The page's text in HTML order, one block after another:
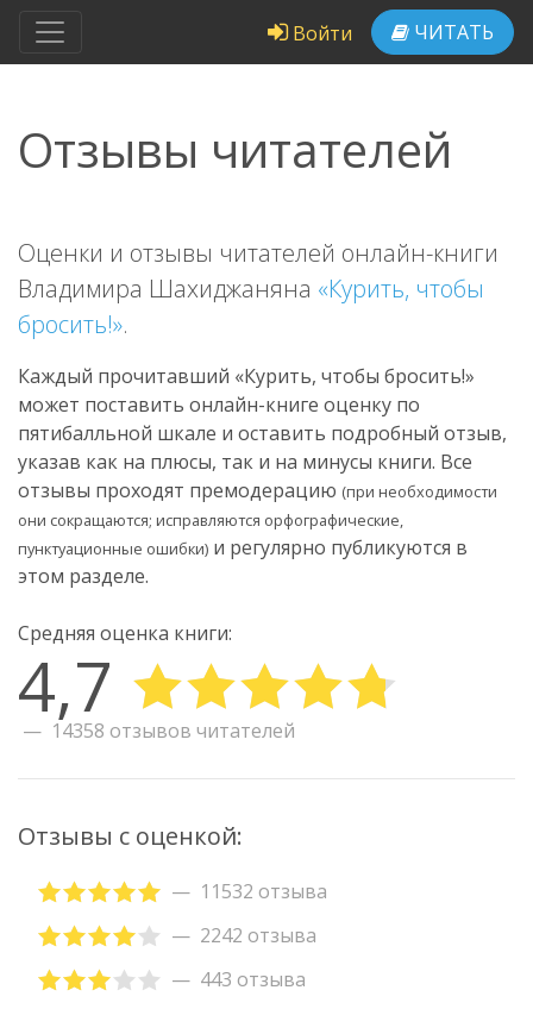
Войти ЧИТАТЬ
Отзывы читателей
Оценки и отзывы читателей онлайн-книги
Владимира Шахиджаняна «Курить, чтобы
бросить!».
Каждый прочитавший «Курить, чтобы бросить!»
может поставить онлайн-книге оценку по
пятибалльной шкале и оставить подробный отзыв,
указав как на плюсы, так и на минусы книги. Все
отзывы проходят премодерацию (при необходимости
они сокращаются; исправляются орфографические,
пунктуационные ошибки) и регулярно публикуются в
этом разделе.
Средняя оценка книги:
4,7
14358 отзывов читателей
Отзывы с оценкой:
11532 отзыва
2242 отзыва
443 отзыва